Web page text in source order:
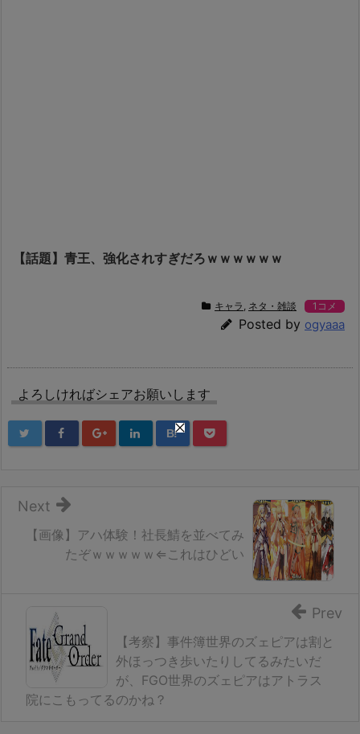
【話題】青王、強化されすぎだろｗｗｗｗｗｗ
キャラ ネタ・雑談 1コメ
Posted by ogyaaa
よろしければシェアお願いします
B!
【画像】アハ体験！社長鯖を並べてみ
たぞｗｗｗｗｗ⇐これはひどい
Next
【考察】事件簿世界のズェピアは割と
外ほっつき歩いたりしてるみたいだ
が、FGO世界のズェピアはアトラス
院にこもってるのかね？
Prev